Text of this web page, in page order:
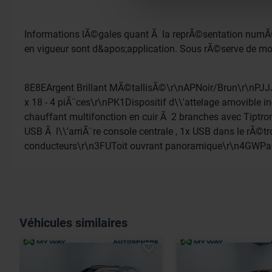
informations que vous
Informations lÃ©gales quant Ã la reprÃ©sentation
en vigueur sont d&apos;application. Sous rÃ©serve de
8E8EArgent Brillant MÃ©tallisÃ©\r\nAPNoir/
x 18 - 4 piÃ¨ces\r\nPK1Dispositif d\\'attelage amovible
chauffant multifonction en cuir Ã 2 branches avec
USB Ã l\\'arriÃ¨re console centrale , 1x USB dans le
conducteurs\r\n3FUToit ouvrant
Véhicules similaires